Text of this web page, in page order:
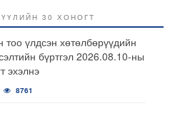
30 ХОНОГТ
тоо үлдсэн хөтөлбөрүүдийн
бүртгэл 2026.08.10-ны
эхэлнэ
8761